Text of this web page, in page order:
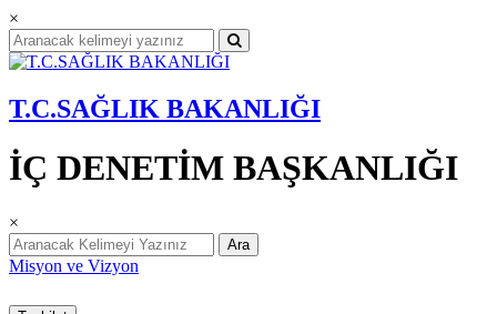
×
T.C.SAĞLIK BAKANLIĞI
İÇ DENETİM BAŞKANLIĞI
×
Ara
Misyon ve Vizyon